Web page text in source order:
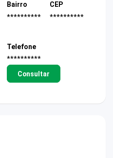
Bairro
**********
CEP
**********
Telefone
**********
Consultar